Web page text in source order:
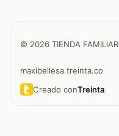
© 2026 TIENDA FAMILIAR
maxibellesa.treinta.co
Creado conTreinta